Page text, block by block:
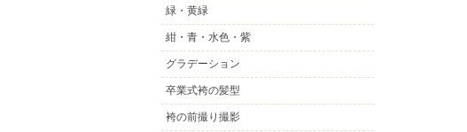
緑・黄緑
紺・青・水色・紫
グラデーション
卒業式袴の髪型
袴の前撮り撮影